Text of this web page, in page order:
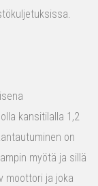
kansitilalla 1,2
on
myötä ja sillä
moottori ja joka